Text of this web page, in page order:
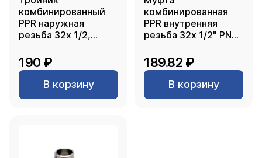
комбинированный
PPR наружная
резьба 32х 1/2,
190 ₽
В корзину
комбинированная
PPR внутренняя
резьба 32х 1/2" PN25
189.82 ₽
В корзину